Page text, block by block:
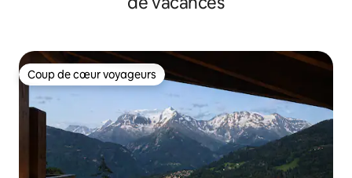
Coup de cœur voyageurs
Coup de cœur voyageurs